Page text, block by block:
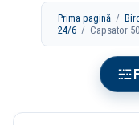
Prima pagină /
24/6 / Capsator